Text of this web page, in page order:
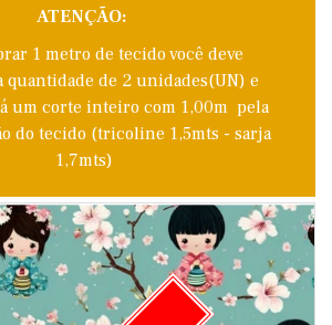
ATENÇÃO:
1 metro de tecido você deve
quantidade de 2 unidades(UN) e
um corte inteiro com 1,00m pela
do tecido (tricoline 1,5mts - sarja
1,7mts)